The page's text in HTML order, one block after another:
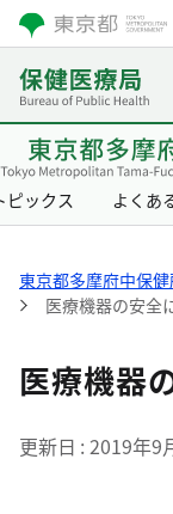
ピックス よくあ
東京都多摩府中保
医療機器の安全
医療機器
更新日 2019年9